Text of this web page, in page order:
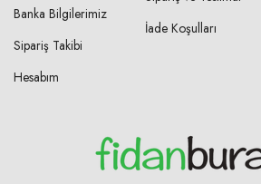
Banka Bilgilerimiz
Sipariş Takibi
Hesabım
İade Koşulları